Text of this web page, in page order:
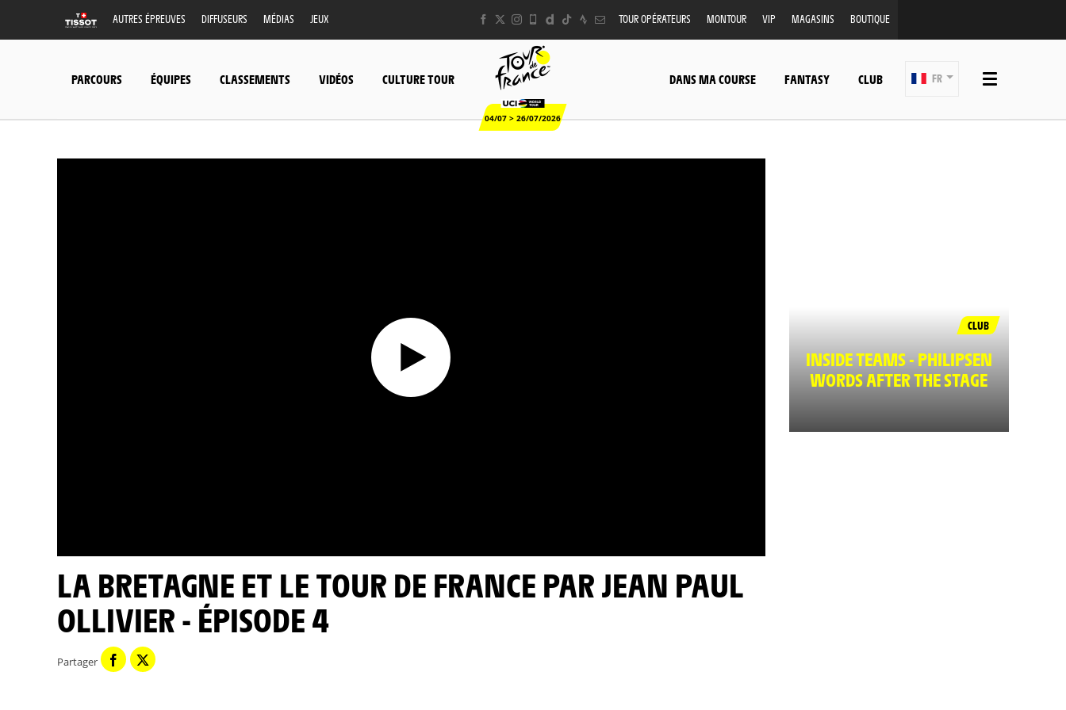
AUTRES ÉPREUVES DIFFUSEURS MÉDIAS JEUX TOUR OPÉRATEURS MONTOUR VIP MAGASINS BOUTIQUE
PARCOURS ÉQUIPES CLASSEMENTS VIDÉOS CULTURE TOUR
04/07 > 26/07/2026
DANS MA COURSE FANTASY CLUB FR
LA BRETAGNE ET LE TOUR DE FRANCE PAR JEAN PAUL
OLLIVIER - ÉPISODE 4
Partager
CLUB
INSIDE TEAMS - PHILIPSEN
WORDS AFTER THE STAGE